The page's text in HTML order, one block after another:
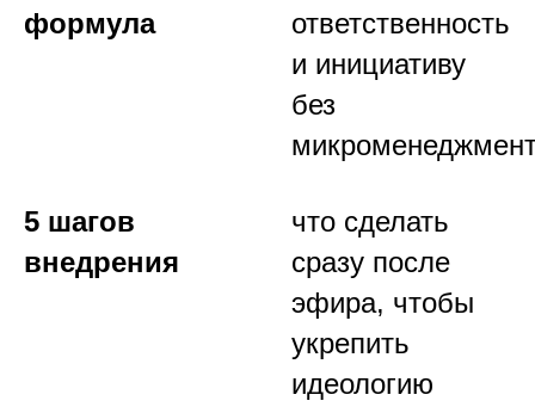
формула
ответственность
и инициативу
без
5 шагов
внедрения
что сделать
сразу после
эфира, чтобы
укрепить
идеологию